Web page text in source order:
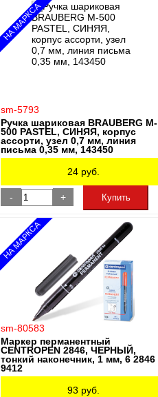
НА МАРКСА
sm-5793
Ручка шариковая BRAUBERG M-
500 PASTEL, СИНЯЯ, корпус
ассорти, узел 0,7 мм, линия
письма 0,35 мм, 143450
24руб.
- + Купить
НА МАРКСА
sm-80583
Маркер перманентный
CENTROPEN 2846, ЧЕРНЫЙ,
тонкий наконечник, 1 мм, 6 2846
9412
93 руб.